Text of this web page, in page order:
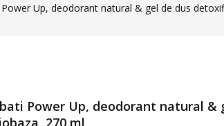
Up, deodorant natural & gel de dus
Power Up, deodorant natural &
270 ml